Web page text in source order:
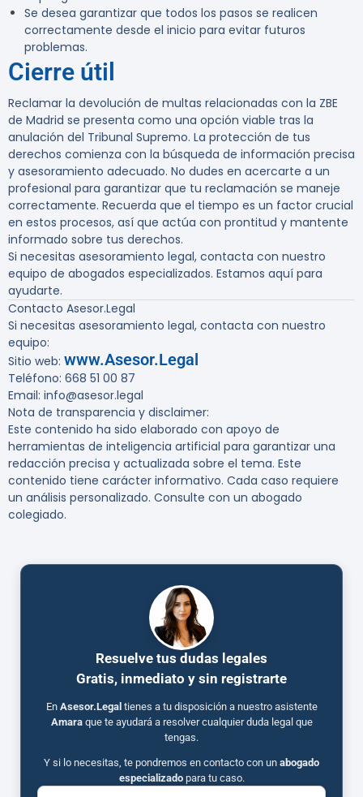
Se desea garantizar que todos los pasos se realicen
correctamente desde el inicio para evitar futuros
problemas.
Cierre útil
Reclamar la devolución de multas relacionadas con la ZBE
de Madrid se presenta como una opción viable tras la
anulación del Tribunal Supremo. La protección de tus
derechos comienza con la búsqueda de información precisa
y asesoramiento adecuado. No dudes en acercarte a un
profesional para garantizar que tu reclamación se maneje
correctamente. Recuerda que el tiempo es un factor crucial
en estos procesos, así que actúa con prontitud y mantente
informado sobre tus derechos.
Si necesitas asesoramiento legal, contacta con nuestro
equipo de abogados especializados. Estamos aquí para
ayudarte.
Contacto Asesor.Legal
Si necesitas asesoramiento legal, contacta con nuestro
equipo:
Sitio web: www.Asesor.Legal
Teléfono: 668 51 00 87
Email: info@asesor.legal
Nota de transparencia y disclaimer:
Este contenido ha sido elaborado con apoyo de
herramientas de inteligencia artificial para garantizar una
redacción precisa y actualizada sobre el tema. Este
contenido tiene carácter informativo. Cada caso requiere
un análisis personalizado. Consulte con un abogado
colegiado.
Resuelve tus dudas legales
Gratis, inmediato y sin registrarte
En Asesor.Legal tienes a tu disposición a nuestro asistente
Amaraque te ayudará a resolver cualquier duda legal que
tengas.
Y si lo necesitas, te pondremos en contacto con un abogado
especializadopara tu caso.